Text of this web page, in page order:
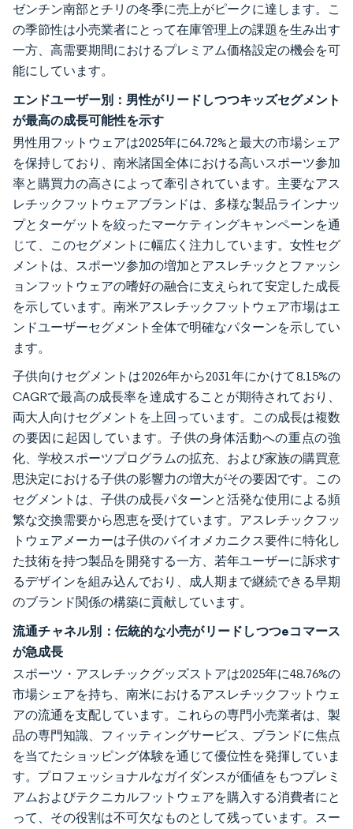
ゼンチン南部とチリの冬季に売上がピークに達します。こ
の季節性は小売業者にとって在庫管理上の課題を生み出す
一方、高需要期間におけるプレミアム価格設定の機会を可
能にしています。
エンドユーザー別：男性がリードしつつキッズセグメント
が最高の成長可能性を示す
男性用フットウェアは2025年に64.72%と最大の市場シェア
を保持しており、南米諸国全体における高いスポーツ参加
率と購買力の高さによって牽引されています。主要なアス
レチックフットウェアブランドは、多様な製品ラインナッ
プとターゲットを絞ったマーケティングキャンペーンを通
じて、このセグメントに幅広く注力しています。女性セグ
メントは、スポーツ参加の増加とアスレチックとファッシ
ョンフットウェアの嗜好の融合に支えられて安定した成長
を示しています。南米アスレチックフットウェア市場はエ
ンドユーザーセグメント全体で明確なパターンを示してい
ます。
子供向けセグメントは2026年から2031年にかけて8.15%の
CAGRで最高の成長率を達成することが期待されており、
両大人向けセグメントを上回っています。この成長は複数
の要因に起因しています。子供の身体活動への重点の強
化、学校スポーツプログラムの拡充、および家族の購買意
思決定における子供の影響力の増大がその要因です。この
セグメントは、子供の成長パターンと活発な使用による頻
繁な交換需要から恩恵を受けています。アスレチックフッ
トウェアメーカーは子供のバイオメカニクス要件に特化し
た技術を持つ製品を開発する一方、若年ユーザーに訴求す
るデザインを組み込んでおり、成人期まで継続できる早期
のブランド関係の構築に貢献しています。
流通チャネル別：伝統的な小売がリードしつつeコマース
が急成長
スポーツ・アスレチックグッズストアは2025年に48.76%の
市場シェアを持ち、南米におけるアスレチックフットウェ
アの流通を支配しています。これらの専門小売業者は、製
品の専門知識、フィッティングサービス、ブランドに焦点
を当てたショッピング体験を通じて優位性を発揮していま
す。プロフェッショナルなガイダンスが価値をもつプレミ
アムおよびテクニカルフットウェアを購入する消費者にと
って、その役割は不可欠なものとして残っています。スー